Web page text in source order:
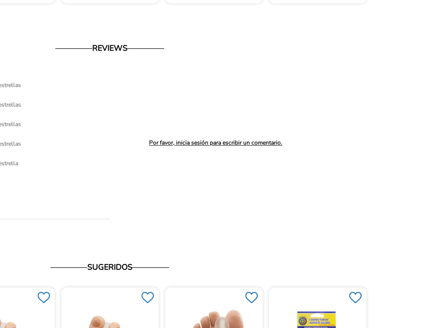
REVIEWS
Por favor, inicia sesión para escribir un comentario.
SUGERIDOS